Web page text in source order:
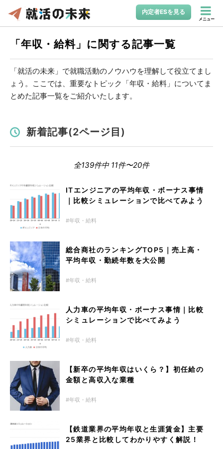
内定者ESを見る
メニュー
「年収・給料」に関する記事一覧
「就活の未来」で就職活動のノウハウを理解して役立てまし
ょう。ここでは、重要なトピック「年収・給料」についてま
とめた記事一覧をご紹介いたします。
新着記事(2ページ目)
全139件中 11件〜20件
ITエンジニアの平均年収・ボーナス事情
｜比較シミュレーションで比べてみよう
年収・給料
総合商社のランキングTOP5｜売上高・
平均年収・勤続年数を大公開
年収・給料
人力車の平均年収・ボーナス事情｜比較
シミュレーションで比べてみよう
年収・給料
【新卒の平均年収はいくら？】初任給の
金額と高収入な業種
年収・給料
【鉄道業界の平均年収と生涯賃金】主要
25業界と比較してわかりやすく解説！